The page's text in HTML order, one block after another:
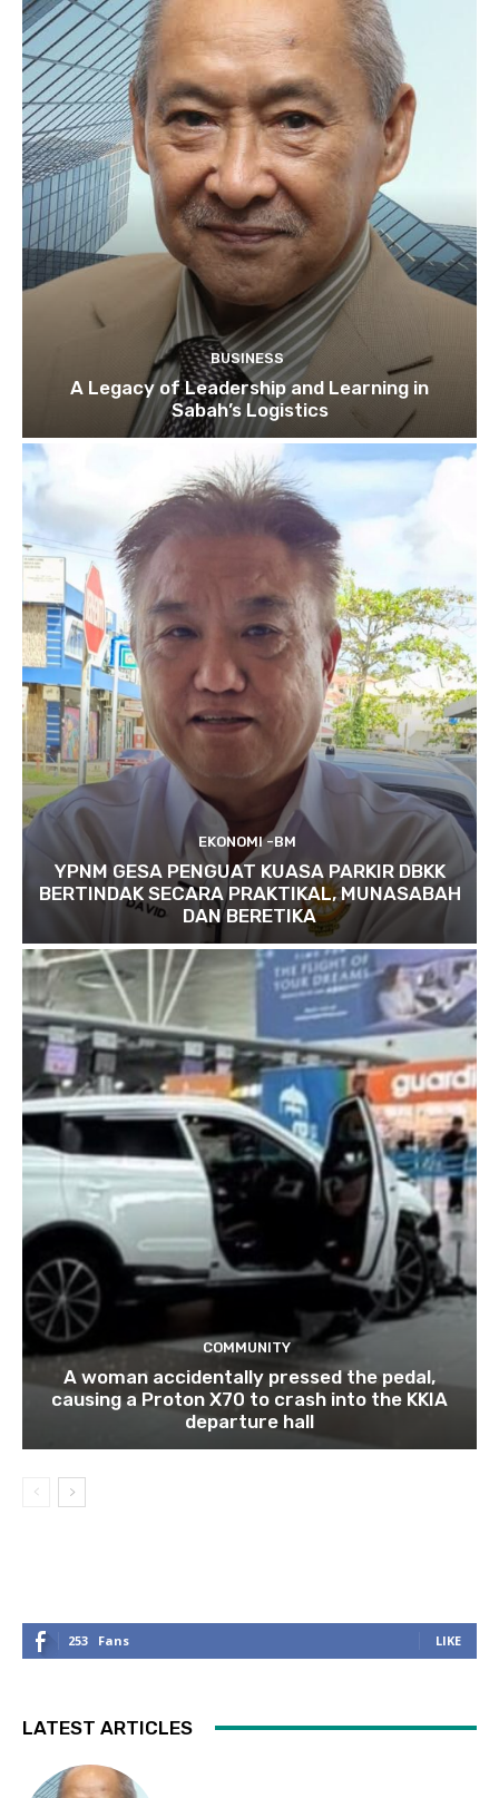
BUSINESS
A Legacy of Leadership and Learning in
Sabah’s Logistics
EKONOMI -BM
YPNM GESA PENGUAT KUASA PARKIR DBKK
BERTINDAK SECARA PRAKTIKAL, MUNASABAH
DAN BERETIKA
COMMUNITY
A woman accidentally pressed the pedal,
causing a Proton X70 to crash into the KKIA
departure hall
253 Fans LIKE
LATEST ARTICLES